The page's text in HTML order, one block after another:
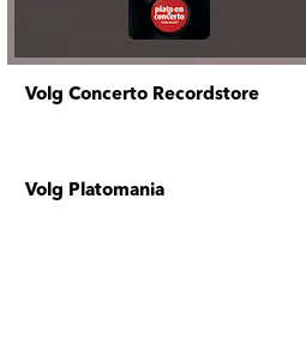
Volg Concerto Recordstore
Volg Platomania